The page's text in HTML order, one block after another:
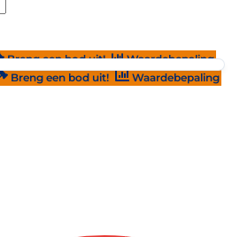
Breng een bod uit!
Waardebepaling
Breng een bod uit! Waardebepaling